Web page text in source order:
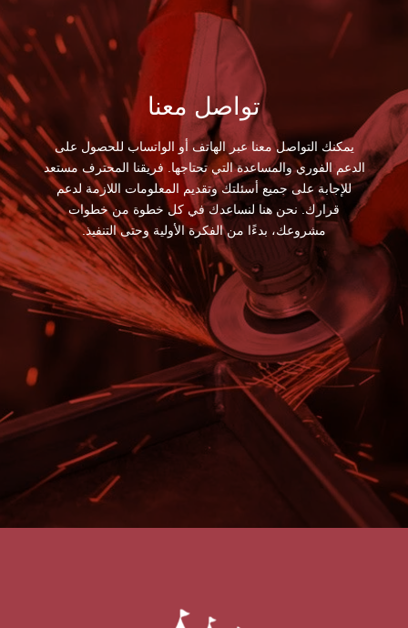
تواصل معنا
يمكنك التواصل معنا عبر الهاتف أو الواتساب للحصول على
الدعم الفوري والمساعدة التي تحتاجها. فريقنا المحترف مستعد
للإجابة على جميع أسئلتك وتقديم المعلومات اللازمة لدعم
قرارك. نحن هنا لنساعدك في كل خطوة من خطوات
مشروعك، بدءًا من الفكرة الأولية وحتى التنفيذ.